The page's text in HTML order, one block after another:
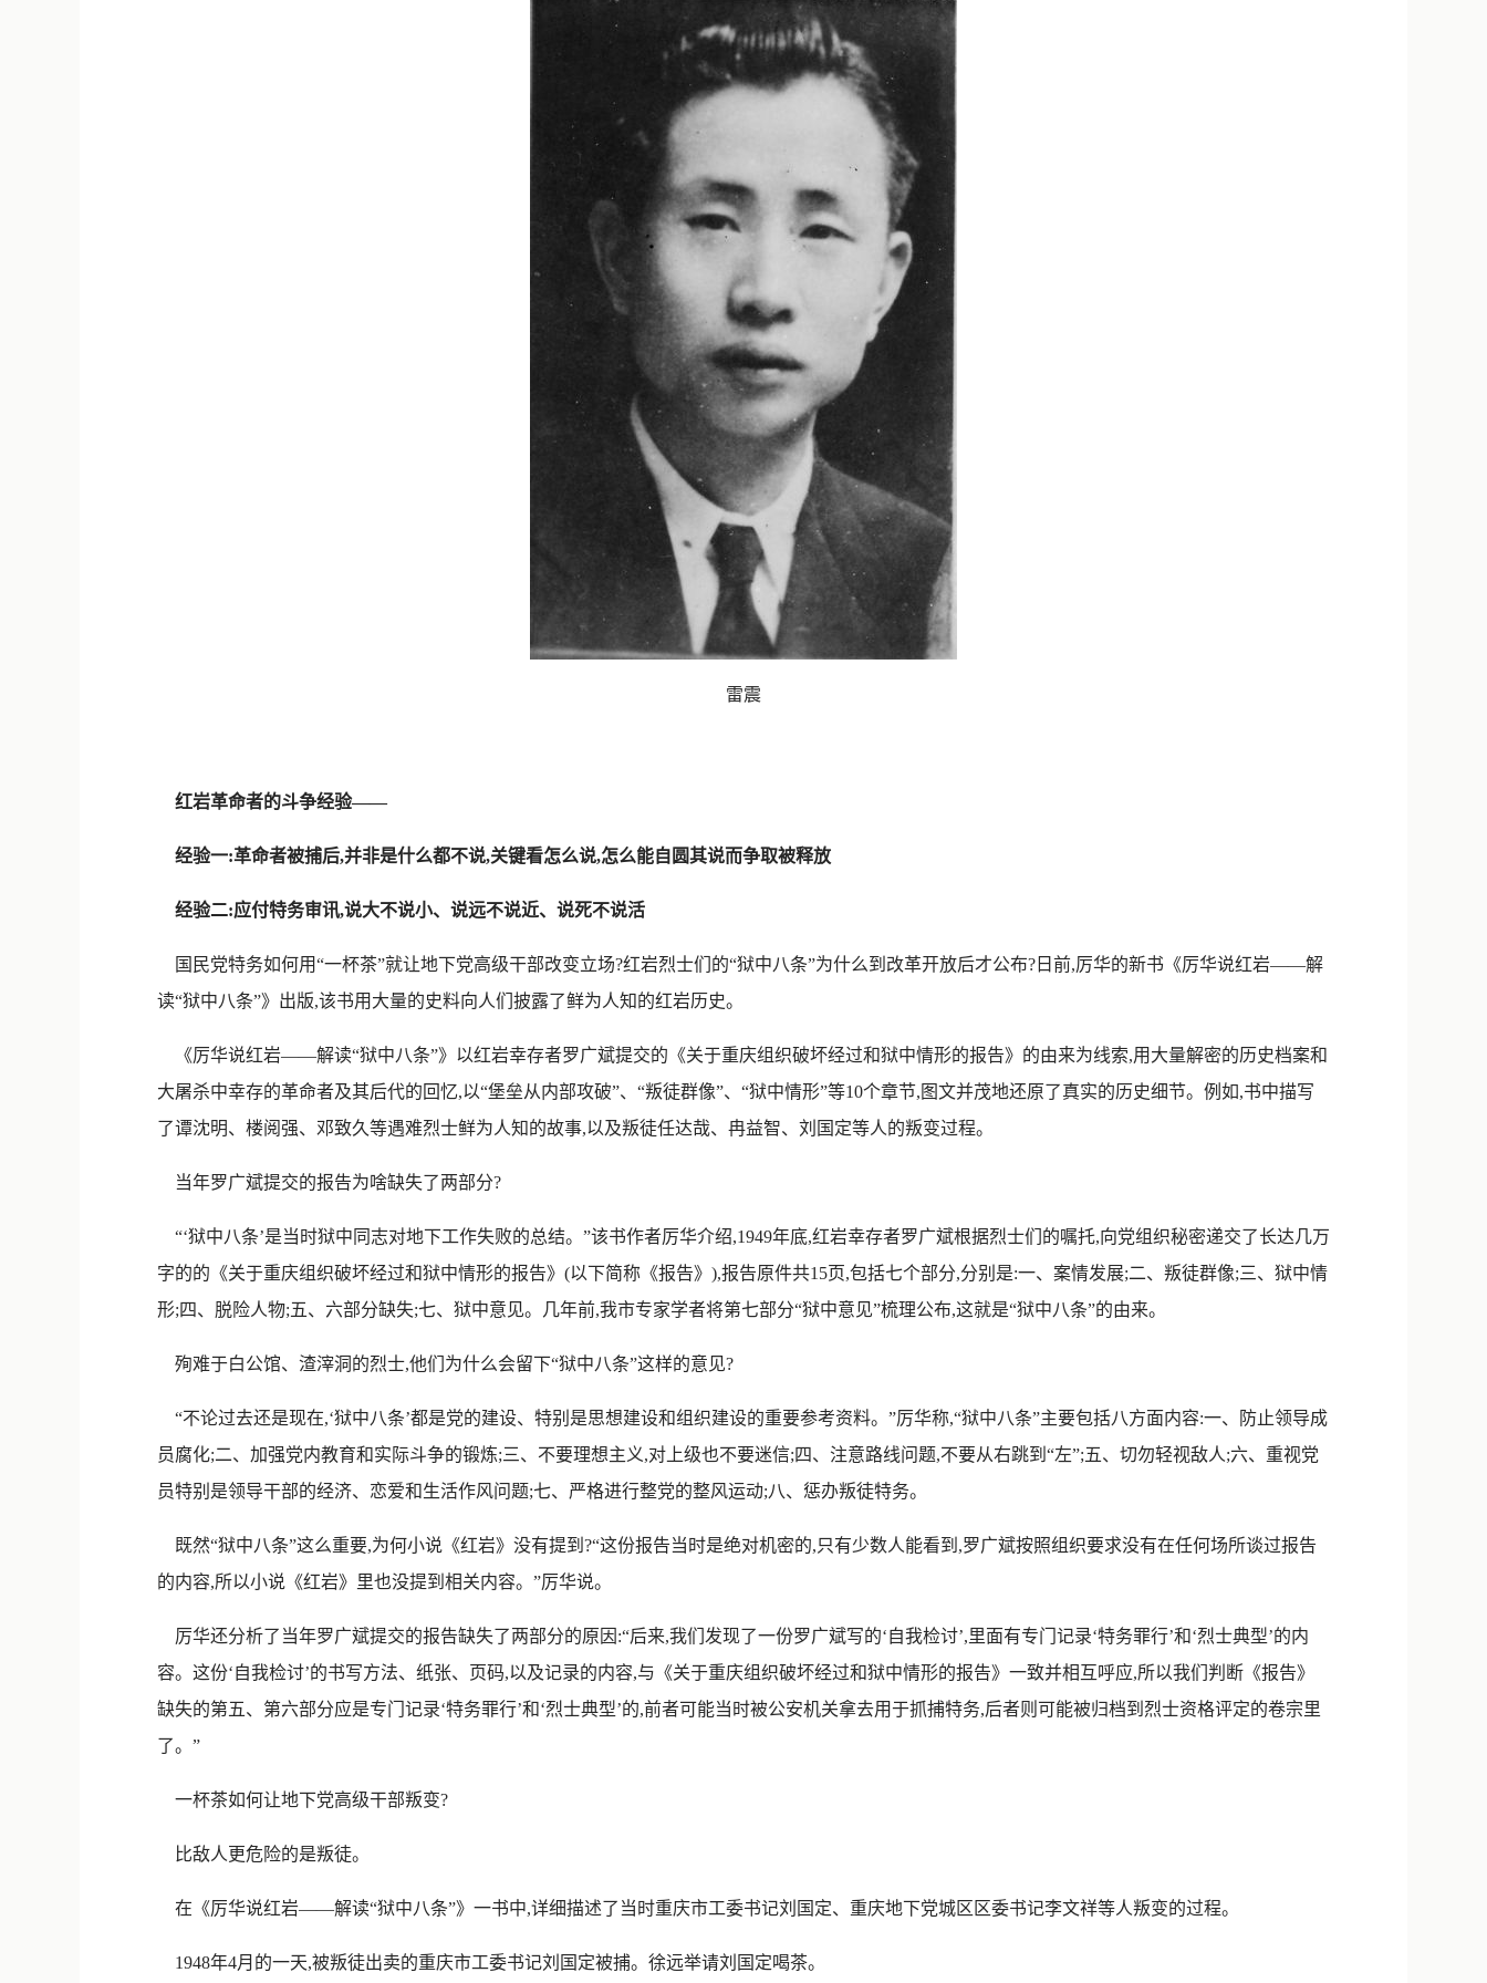
雷震
红岩革命者的斗争经验——
经验一:革命者被捕后,并非是什么都不说,关键看怎么说,怎么能自圆其说而争取被释放
经验二:应付特务审讯,说大不说小、说远不说近、说死不说活
国民党特务如何用“一杯茶”就让地下党高级干部改变立场?红岩烈士们的“狱中八条”为什么到改革开放后才公布?日前,厉华的新书《厉华说红岩——解
读“狱中八条”》出版,该书用大量的史料向人们披露了鲜为人知的红岩历史。
《厉华说红岩——解读“狱中八条”》以红岩幸存者罗广斌提交的《关于重庆组织破坏经过和狱中情形的报告》的由来为线索,用大量解密的历史档案和
大屠杀中幸存的革命者及其后代的回忆,以“堡垒从内部攻破”、“叛徒群像”、“狱中情形”等10个章节,图文并茂地还原了真实的历史细节。例如,书中描写
了谭沈明、楼阅强、邓致久等遇难烈士鲜为人知的故事,以及叛徒任达哉、冉益智、刘国定等人的叛变过程。
当年罗广斌提交的报告为啥缺失了两部分?
“‘狱中八条’是当时狱中同志对地下工作失败的总结。”该书作者厉华介绍,1949年底,红岩幸存者罗广斌根据烈士们的嘱托,向党组织秘密递交了长达几万
字的的《关于重庆组织破坏经过和狱中情形的报告》(以下简称《报告》),报告原件共15页,包括七个部分,分别是:一、案情发展;二、叛徒群像;三、狱中情
形;四、脱险人物;五、六部分缺失;七、狱中意见。几年前,我市专家学者将第七部分“狱中意见”梳理公布,这就是“狱中八条”的由来。
殉难于白公馆、渣滓洞的烈士,他们为什么会留下“狱中八条”这样的意见?
“不论过去还是现在,‘狱中八条’都是党的建设、特别是思想建设和组织建设的重要参考资料。”厉华称,“狱中八条”主要包括八方面内容:一、防止领导成
员腐化;二、加强党内教育和实际斗争的锻炼;三、不要理想主义,对上级也不要迷信;四、注意路线问题,不要从右跳到“左”;五、切勿轻视敌人;六、重视党
员特别是领导干部的经济、恋爱和生活作风问题;七、严格进行整党的整风运动;八、惩办叛徒特务。
既然“狱中八条”这么重要,为何小说《红岩》没有提到?“这份报告当时是绝对机密的,只有少数人能看到,罗广斌按照组织要求没有在任何场所谈过报告
的内容,所以小说《红岩》里也没提到相关内容。”厉华说。
厉华还分析了当年罗广斌提交的报告缺失了两部分的原因:“后来,我们发现了一份罗广斌写的‘自我检讨’,里面有专门记录‘特务罪行’和‘烈士典型’的内
容。这份‘自我检讨’的书写方法、纸张、页码,以及记录的内容,与《关于重庆组织破坏经过和狱中情形的报告》一致并相互呼应,所以我们判断《报告》
缺失的第五、第六部分应是专门记录‘特务罪行’和‘烈士典型’的,前者可能当时被公安机关拿去用于抓捕特务,后者则可能被归档到烈士资格评定的卷宗里
了。”
一杯茶如何让地下党高级干部叛变?
比敌人更危险的是叛徒。
在《厉华说红岩——解读“狱中八条”》一书中,详细描述了当时重庆市工委书记刘国定、重庆地下党城区区委书记李文祥等人叛变的过程。
1948年4月的一天,被叛徒出卖的重庆市工委书记刘国定被捕。徐远举请刘国定喝茶。